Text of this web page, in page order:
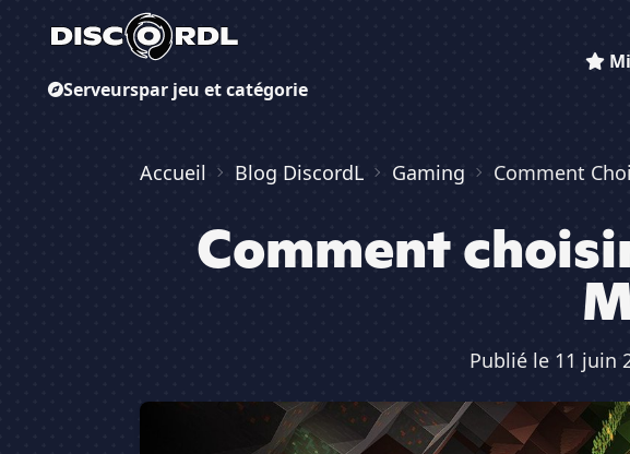
Serveurspar jeu et catégorie
Accueil Blog DiscordL Gaming Comment
Comment
Publié le 11 juin